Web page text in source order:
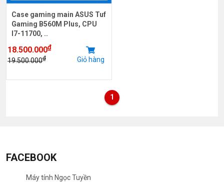
Case gaming main ASUS Tuf
Gaming B560M Plus, CPU
I7-11700, ..
18.500.000₫
19.500.000₫ Giỏ hàng
1
FACEBOOK
Máy tính Ngọc Tuyền